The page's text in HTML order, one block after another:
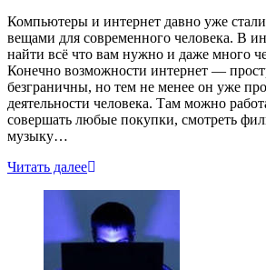
Компьютеры и интернет давно уже
вещами для современного человека. В
найти всё что вам нужно и даже много
Конечно возможности интернет —
безграничны, но тем не менее он уже
деятельности человека. Там можно
совершать любые покупки, смотреть
музыку…
Читать далее